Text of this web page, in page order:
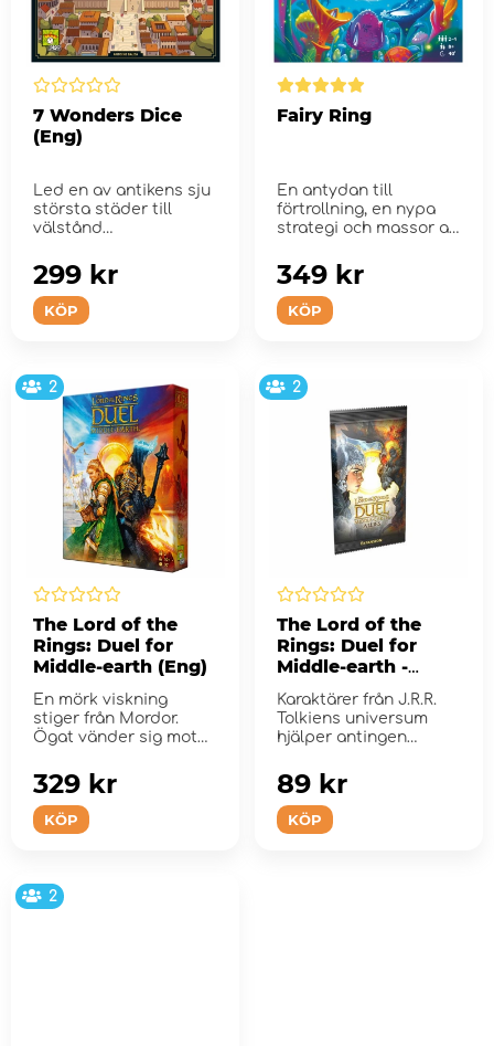
7 Wonders Dice
(Eng)
Led en av antikens sju
största städer till
välstånd
KÖP
299 kr
Fairy Ring
En antydan till
förtrollning, en nypa
strategi och massor av
KÖP
349 kr
2
The Lord of the
Rings: Duel for
Middle-earth (Eng)
En mörk viskning
stiger från Mordor.
Ögat vänder sig mot
KÖP
329 kr
2
The Lord of the
Rings: Duel for
Middle-earth -
Allies (Eng) (Exp.)
Karaktärer från J.R.R.
Tolkiens universum
hjälper antingen
KÖP
89 kr
2